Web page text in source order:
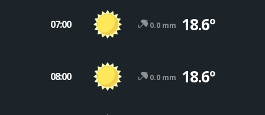
07:00 0.0 mm 18.6º
08:00 0.0 mm 18.6º